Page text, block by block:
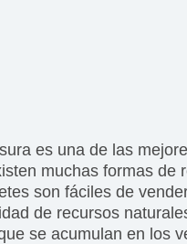
es una de las
muchas formas
son fáciles de
de recursos
se acumulan en los